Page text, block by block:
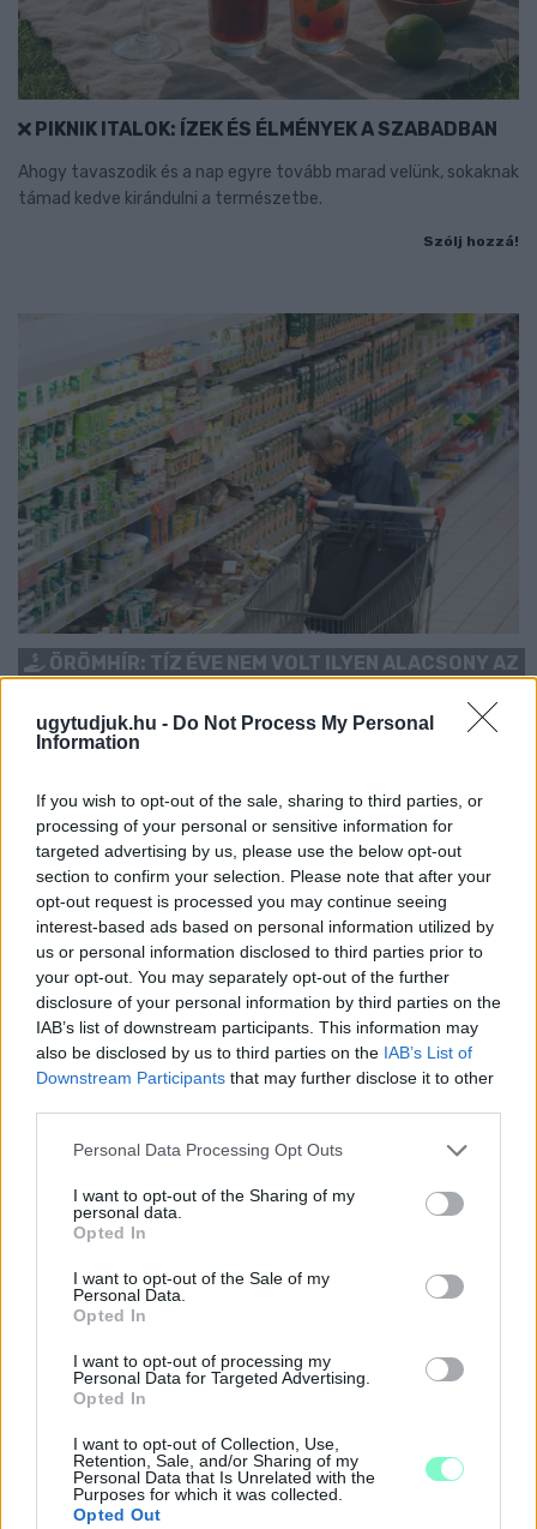
ugytudjuk.hu - Do Not Process My Personal
Information
If you wish to opt-out of the sale, sharing to third parties, or
processing of your personal or sensitive information for
targeted advertising by us, please use the below opt-out
section to confirm your selection. Please note that after your
opt-out request is processed you may continue seeing
interest-based ads based on personal information utilized by
us or personal information disclosed to third parties prior to
your opt-out. You may separately opt-out of the further
disclosure of your personal information by third parties on the
IAB’s list of downstream participants. This information may
also be disclosed by us to third parties on the IAB’s List of
Downstream Participants that may further disclose it to other
Please note that this website/app uses one or more Google
not limited to your visit or usage behaviour. You may click to
grant or deny consent to Google and its third-party tags to
use your data for below specified purposes in below Google
consent section.
Personal Data Processing Opt Outs
I want to opt-out of the Sharing of my
personal data.
Opted In
I want to opt-out of the Sale of my
Personal Data.
Opted In
I want to opt-out of processing my
Personal Data for Targeted Advertising.
Opted In
I want to opt-out of Collection, Use,
Retention, Sale, and/or Sharing of my
Personal Data that Is Unrelated with the
Purposes for which it was collected.
Opted Out
PIKNIK ITALOK: ÍZEK ÉS ÉLMÉNYEK A SZABADBAN
Ahogy tavaszodik és a nap egyre tovább marad velünk, sokaknak
támad kedve kirándulni a természetbe.
Szólj hozzá!
ÖRÖMHÍR: TÍZ ÉVE NEM VOLT ILYEN ALACSONY AZ
INFLÁCIÓ MAGYARORSZÁGON
Júliusban mindössze 1,2 százalékkal emelkedtek éves
Szólj hozzá!
KIVÁLÓ PROGRAM VÁR MINDENKIT EZEN A HÉTVÉGÉN
GYŐRBEN
Középpontban a hagyományőrzés, de lesz Pogány Induló és
Majka koncert, jóga szeánsz, “borhajózás” és egy csomó minden